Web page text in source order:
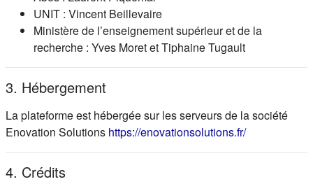
UNIT : Vincent Beillevaire
Ministère de l’enseignement supérieur et de la
recherche : Yves Moret et Tiphaine Tugault
3. Hébergement
La plateforme est hébergée sur les serveurs de la société
Enovation Solutions https://enovationsolutions.fr/(s'ouvre
4. Crédits